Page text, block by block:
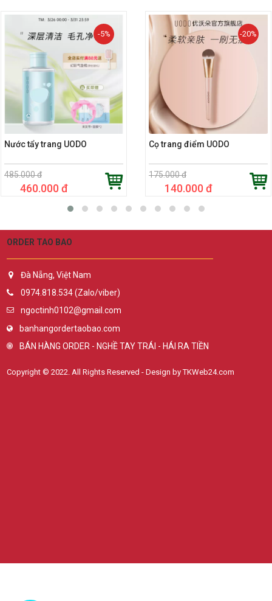
-5%
Nước tẩy trang UODO
485.000 đ
460.000 đ
-20%
Cọ trang điểm UODO
175.000 đ
140.000 đ
ORDER TAO BAO
Đà Nẵng, Việt Nam
0974.818.534 (Zalo/viber)
ngoctinh0102@gmail.com
banhangordertaobao.com
BÁN HÀNG ORDER - NGHỀ TAY TRÁI - HÁI RA TIỀN
Copyright © 2022. All Rights Reserved - Design by TKWeb24.com